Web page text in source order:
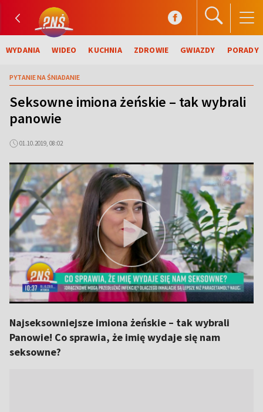
WYDANIA WIDEO KUCHNIA ZDROWIE GWIAZDY PORADY
PYTANIE NA ŚNIADANIE
Seksowne imiona żeńskie – tak wybrali
panowie
01.10.2019, 08:02
Najseksowniejsze imiona żeńskie – tak wybrali
Panowie! Co sprawia, że imię wydaje się nam
seksowne?